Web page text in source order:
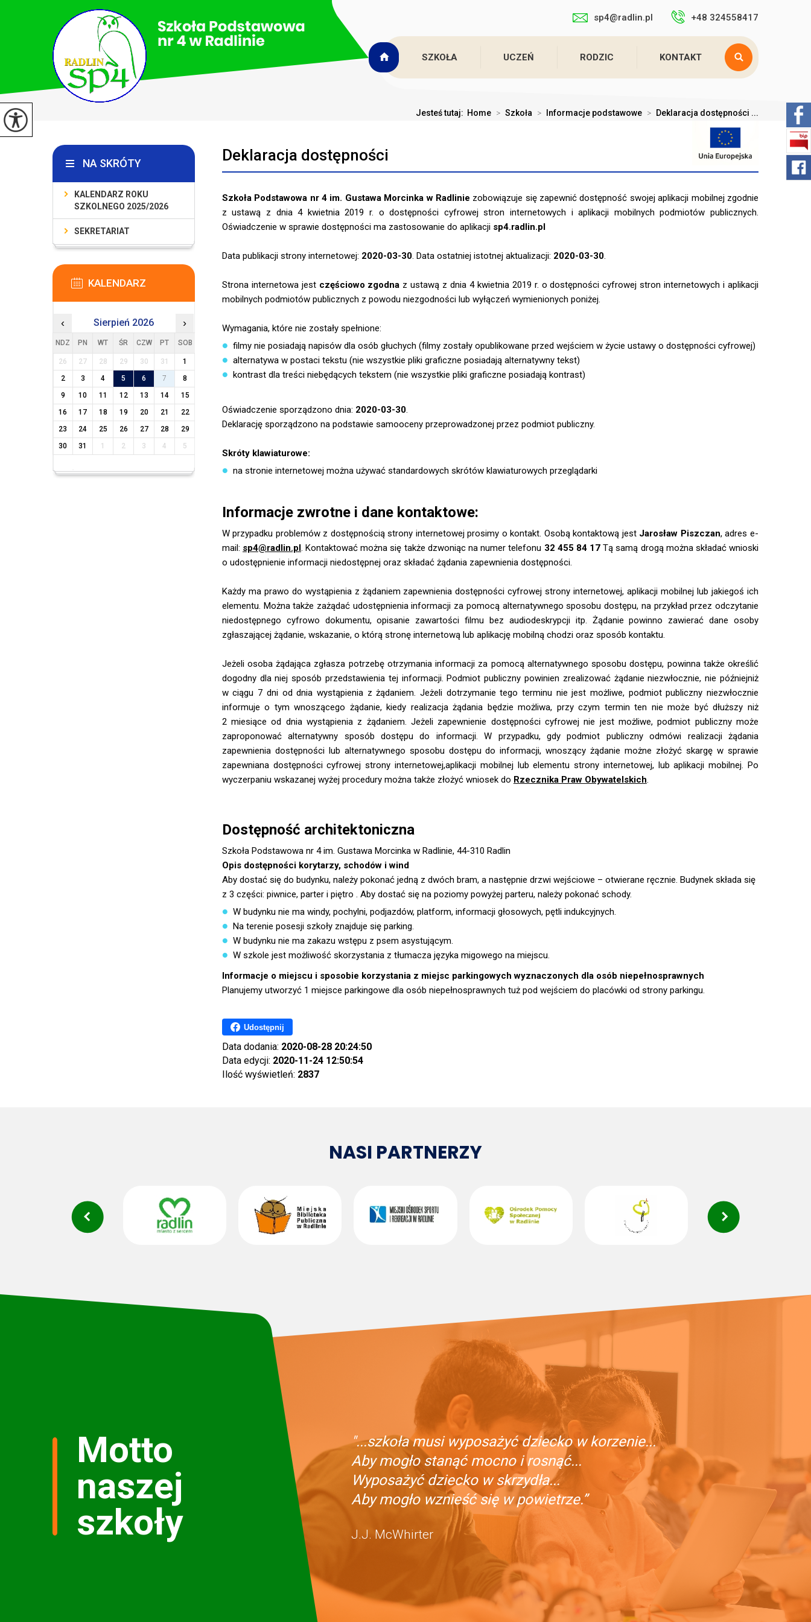
sp4@radlin.pl +48 324558417
SZKOŁA UCZEŃ RODZIC KONTAKT
Jesteś tutaj: Home > Szkoła > Informacje podstawowe > Deklaracja dostępności ...
Deklaracja dostępności
Szkoła Podstawowa nr 4 im. Gustawa Morcinka w Radlinie zobowiązuje się zapewnić dostępność swojej aplikacji mobilnej zgodnie
z ustawą z dnia 4 kwietnia 2019 r. o dostępności cyfrowej stron internetowych i aplikacji mobilnych podmiotów publicznych.
Oświadczenie w sprawie dostępności ma zastosowanie do aplikacji sp4.radlin.pl
Data publikacji strony internetowej: 2020-03-30. Data ostatniej istotnej aktualizacji: 2020-03-30.
Strona internetowa jest częściowo zgodna z ustawą z dnia 4 kwietnia 2019 r. o dostępności cyfrowej stron internetowych i aplikacji
mobilnych podmiotów publicznych z powodu niezgodności lub wyłączeń wymienionych poniżej.
Wymagania, które nie zostały spełnione:
filmy nie posiadają napisów dla osób głuchych (filmy zostały opublikowane przed wejściem w życie ustawy o dostępności cyfrowej)
alternatywa w postaci tekstu (nie wszystkie pliki graficzne posiadają alternatywny tekst)
kontrast dla treści niebędących tekstem (nie wszystkie pliki graficzne posiadają kontrast)
Oświadczenie sporządzono dnia: 2020-03-30.
Deklarację sporządzono na podstawie samooceny przeprowadzonej przez podmiot publiczny.
Skróty klawiaturowe:
na stronie internetowej można używać standardowych skrótów klawiaturowych przeglądarki
Informacje zwrotne i dane kontaktowe:
W przypadku problemów z dostępnością strony internetowej prosimy o kontakt. Osobą kontaktową jest Jarosław Piszczan, adres e-
mail: sp4@radlin.pl. Kontaktować można się także dzwoniąc na numer telefonu 32 455 84 17 Tą samą drogą można składać wnioski
o udostępnienie informacji niedostępnej oraz składać żądania zapewnienia dostępności.
Każdy ma prawo do wystąpienia z żądaniem zapewnienia dostępności cyfrowej strony internetowej, aplikacji mobilnej lub jakiegoś ich
elementu. Można także zażądać udostępnienia informacji za pomocą alternatywnego sposobu dostępu, na przykład przez odczytanie
niedostępnego cyfrowo dokumentu, opisanie zawartości filmu bez audiodeskrypcji itp. Żądanie powinno zawierać dane osoby
zgłaszającej żądanie, wskazanie, o którą stronę internetową lub aplikację mobilną chodzi oraz sposób kontaktu.
Jeżeli osoba żądająca zgłasza potrzebę otrzymania informacji za pomocą alternatywnego sposobu dostępu, powinna także określić
dogodny dla niej sposób przedstawienia tej informacji. Podmiot publiczny powinien zrealizować żądanie niezwłocznie, nie późniejniż
w ciągu 7 dni od dnia wystąpienia z żądaniem. Jeżeli dotrzymanie tego terminu nie jest możliwe, podmiot publiczny niezwłocznie
informuje o tym wnoszącego żądanie, kiedy realizacja żądania będzie możliwa, przy czym termin ten nie może być dłuższy niż
2 miesiące od dnia wystąpienia z żądaniem. Jeżeli zapewnienie dostępności cyfrowej nie jest możliwe, podmiot publiczny może
zaproponować alternatywny sposób dostępu do informacji. W przypadku, gdy podmiot publiczny odmówi realizacji żądania
zapewnienia dostępności lub alternatywnego sposobu dostępu do informacji, wnoszący żądanie możne złożyć skargę w sprawie
zapewniana dostępności cyfrowej strony internetowej,aplikacji mobilnej lub elementu strony internetowej, lub aplikacji mobilnej. Po
wyczerpaniu wskazanej wyżej procedury można także złożyć wniosek do Rzecznika Praw Obywatelskich.
Dostępność architektoniczna
Szkoła Podstawowa nr 4 im. Gustawa Morcinka w Radlinie, 44-310 Radlin
Opis dostępności korytarzy, schodów i wind
Aby dostać się do budynku, należy pokonać jedną z dwóch bram, a następnie drzwi wejściowe – otwierane ręcznie. Budynek składa się
z 3 części: piwnice, parter i piętro . Aby dostać się na poziomy powyżej parteru, należy pokonać schody.
W budynku nie ma windy, pochylni, podjazdów, platform, informacji głosowych, pętli indukcyjnych.
Na terenie posesji szkoły znajduje się parking.
W budynku nie ma zakazu wstępu z psem asystującym.
W szkole jest możliwość skorzystania z tłumacza języka migowego na miejscu.
Informacje o miejscu i sposobie korzystania z miejsc parkingowych wyznaczonych dla osób niepełnosprawnych
Planujemy utworzyć 1 miejsce parkingowe dla osób niepełnosprawnych tuż pod wejściem do placówki od strony parkingu.
Udostępnij
Data dodania: 2020-08-28 20:24:50
Data edycji: 2020-11-24 12:50:54
Ilość wyświetleń: 2837
NA SKRÓTY
KALENDARZ ROKU
SZKOLNEGO 2025/2026
SEKRETARIAT
KALENDARZ
‹ Sierpień 2026 ›
NDZ PN WT ŚR CZW PT SOB
26 27 28 29 30 31
1
2
3 4 5 6 7
8
9
10 11 12 13 14
15
16
17 18 19 20 21
22
23
24 25 26 27 28
29
30
31 1 2 3 4 5
NASI PARTNERZY
Motto
naszej
szkoły
"...szkoła musi wyposażyć dziecko w korzenie...
Aby mogło stanąć mocno i rosnąć...
Wyposażyć dziecko w skrzydła...
Aby mogło wznieść się w powietrze.”
J.J. McWhirter